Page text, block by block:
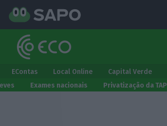
EContas Local Online Capital Verde
Exames nacionais Privatização da TAP